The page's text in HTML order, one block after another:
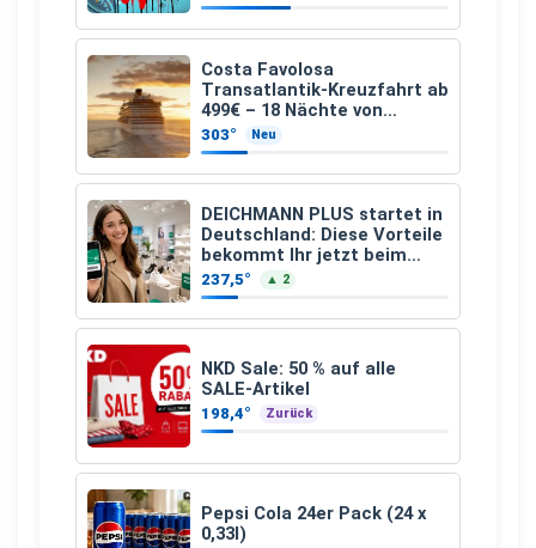
Costa Favolosa
Transatlantik-Kreuzfahrt ab
499€ – 18 Nächte von
Hamburg nach Guadeloupe
303° Neu
DEICHMANN PLUS startet in
Deutschland: Diese Vorteile
bekommt Ihr jetzt beim
Schuhkauf
237,5° ▲ 2
NKD Sale: 50 % auf alle
SALE-Artikel
198,4° Zurück
Pepsi Cola 24er Pack (24 x
0,33l)